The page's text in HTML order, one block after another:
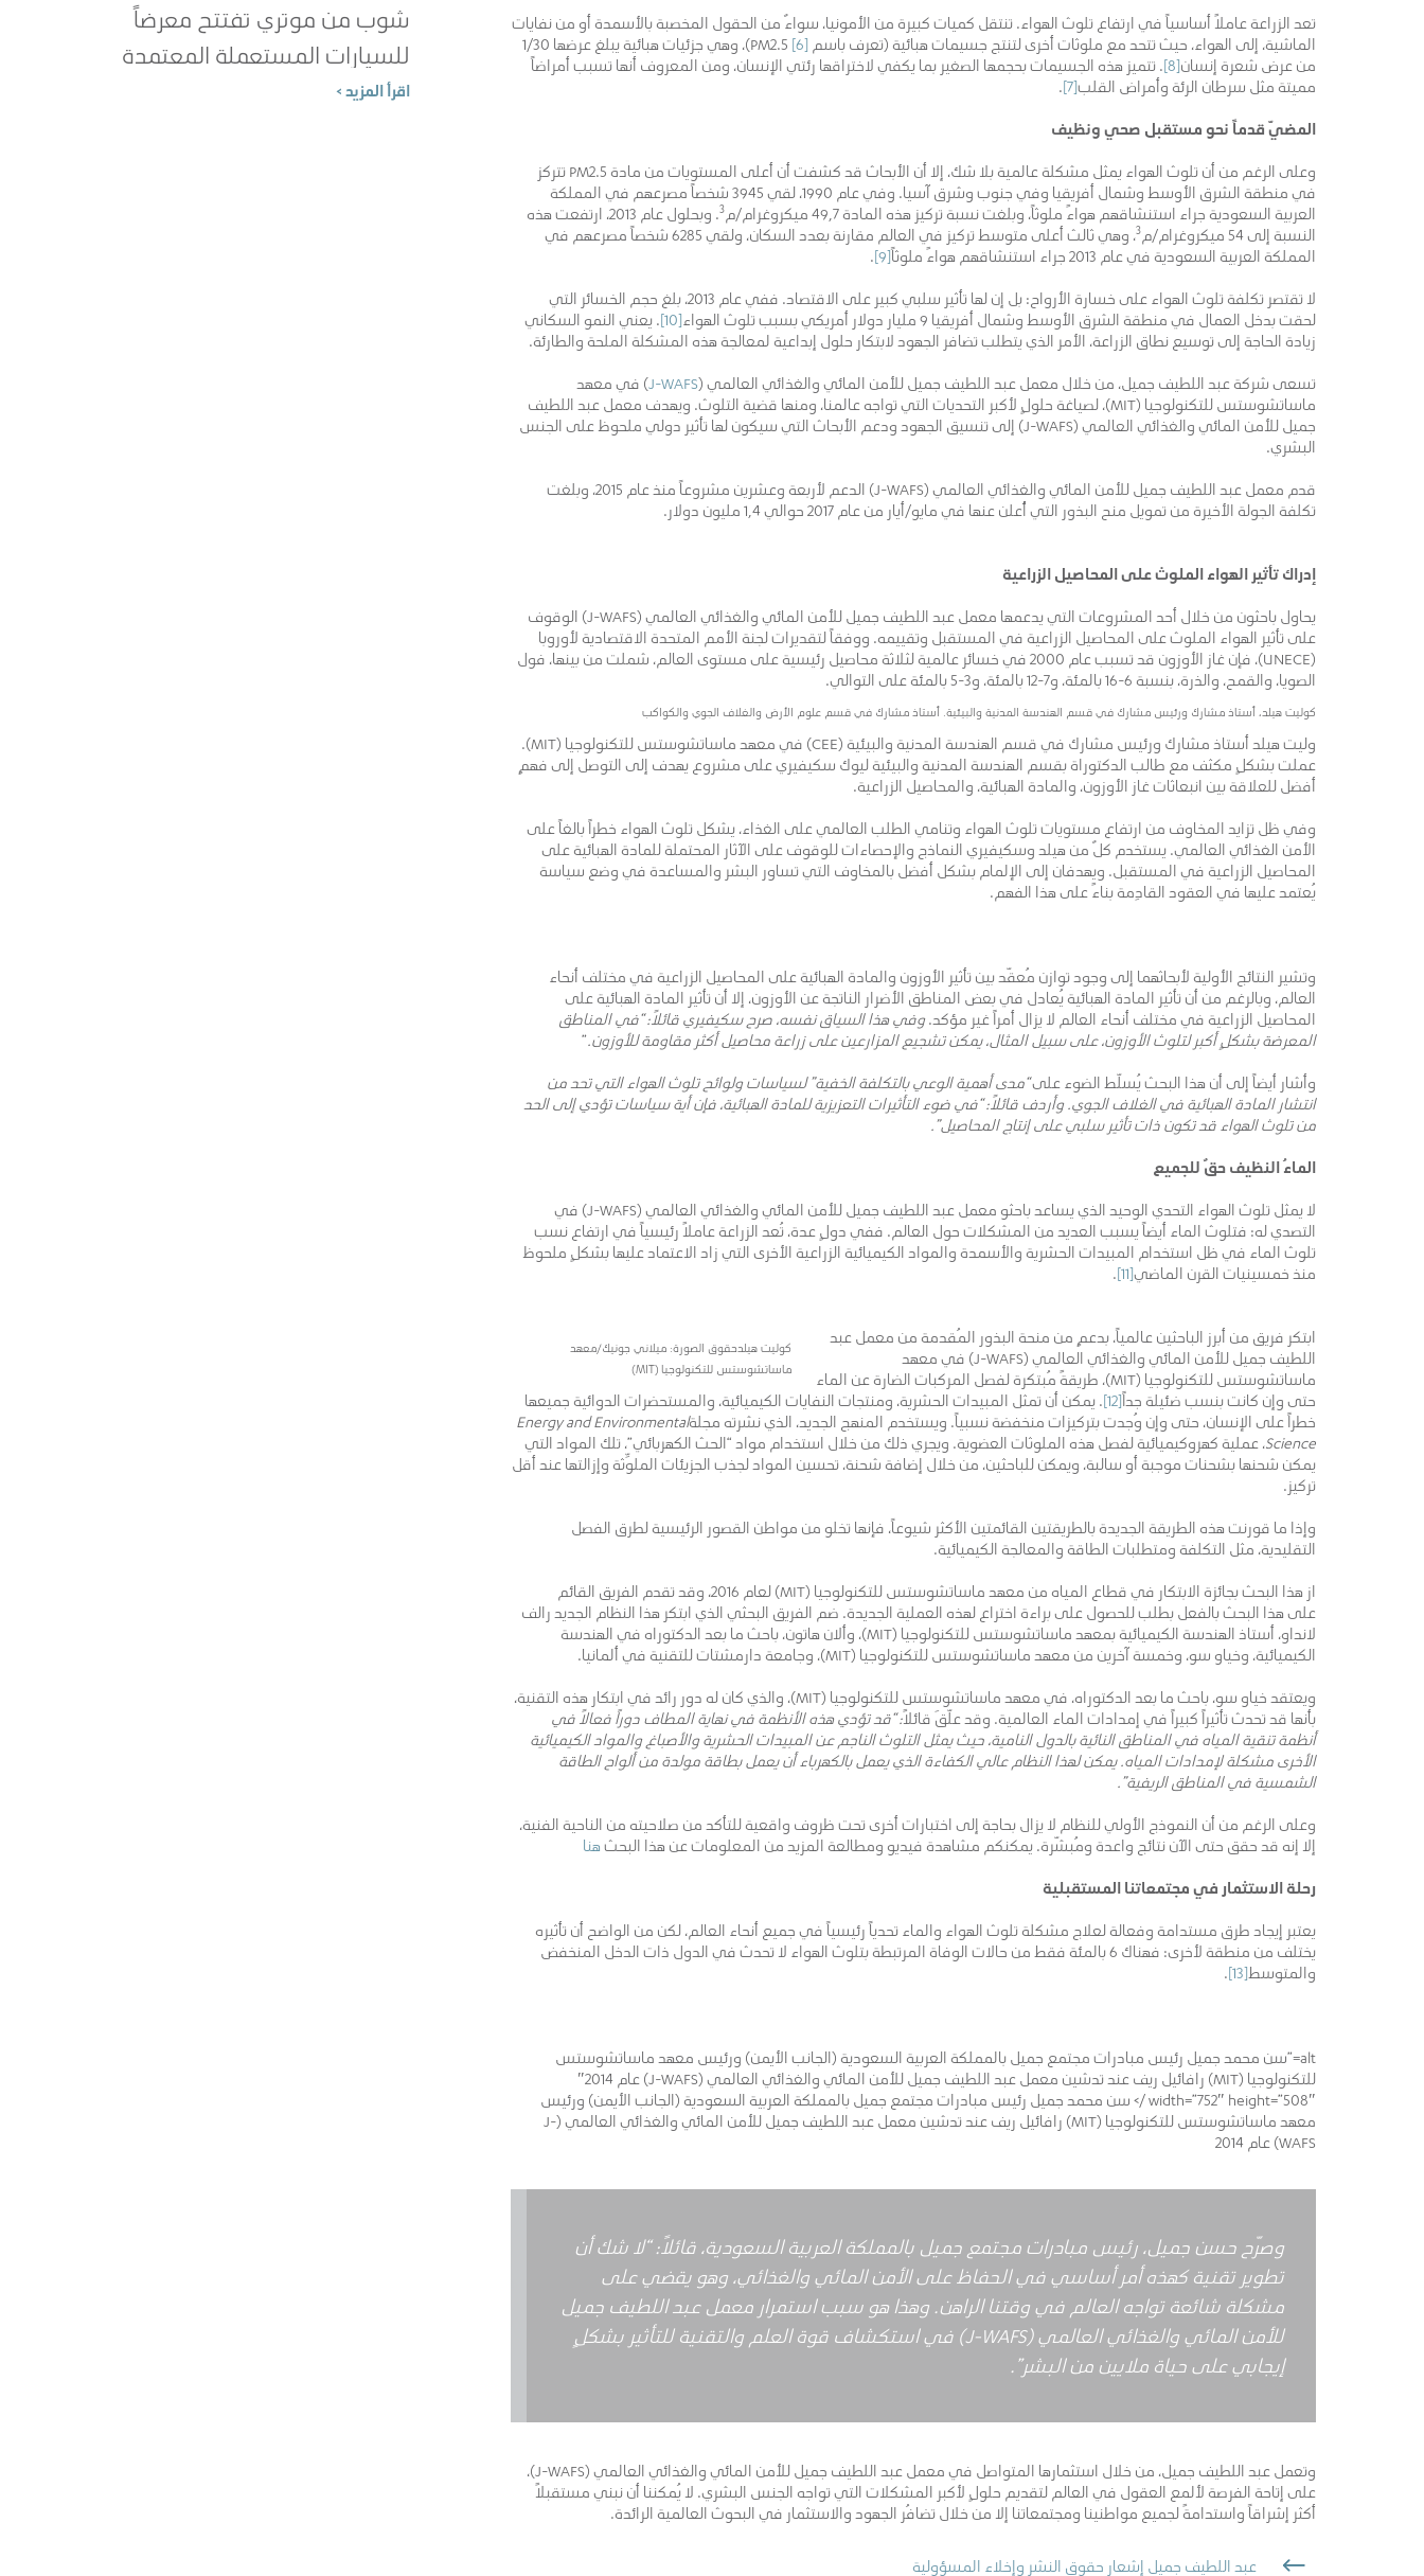
تعد الزراعة عاملاً أساسياً في ارتفاع تلوث الهواء. تنتقل كميات كبيرة من الأمونيا، سواءٌ من الحقول المخصبة بالأسمدة أو من نفايات
الماشية، إلى الهواء، حيث تتحد مع ملوثات أخرى لتنتج جسيمات هبائية (تعرف باسم PM2.5 [6]
)، وهي جزئيات هبائية يبلغ عرضها 1/30
من عرض شعرة إنسان[8] . تتميز هذه الجسيمات بحجمها الصغير بما يكفي لاختراقها رئتي الإنسان، ومن المعروف أنها تسبب أمراضاً
مميتة مثل سرطان الرئة وأمراض القلب[7]
.
المضيّ قدماً نحو مستقبل صحي ونظيف
وعلى الرغم من أن تلوث الهواء يمثل مشكلة عالمية بلا شك، إلا أن الأبحاث قد كشفت أن أعلى المستويات من مادة PM2.5 تتركز
في منطقة الشرق الأوسط وشمال أفريقيا وفي جنوب وشرق آسيا. وفي عام 1990، لقي 3945 شخصاً مصرعهم في المملكة
العربية السعودية جراء استنشاقهم هواءً ملوثاً، وبلغت نسبة تركيز هذه المادة 49,7 ميكروغرام/م
3
. وبحلول عام 2013، ارتفعت هذه
النسبة إلى 54 ميكروغرام/م
3
، وهي ثالث أعلى متوسط تركيز في العالم مقارنة بعدد السكان، ولقي 6285 شخصاً مصرعهم في
المملكة العربية السعودية في عام 2013 جراء استنشاقهم هواءً ملوثاً
[9]
.
لا تقتصر تكلفة تلوث الهواء على خسارة الأرواح: بل إن لها تأثير سلبي كبير على الاقتصاد. ففي عام 2013، بلغ حجم الخسائر التي
لحقت بدخل العمال في منطقة الشرق الأوسط وشمال أفريقيا 9 مليار دولار أمريكي بسبب تلوث الهواء
[10]
. يعني النمو السكاني
زيادة الحاجة إلى توسيع نطاق الزراعة، الأمر الذي يتطلب تضافر الجهود لابتكار حلول إبداعية لمعالجة هذه المشكلة الملحة والطارئة.
تسعى شركة عبد اللطيف جميل، من خلال معمل عبد اللطيف جميل للأمن المائي والغذائي العالمي (J-WAFS) في معهد
ماساتشوستس للتكنولوجيا (MIT)، لصياغة حلولٍ لأكبر التحديات التي تواجه عالمنا، ومنها قضية التلوث. ويهدف معمل عبد اللطيف
جميل للأمن المائي والغذائي العالمي (J-WAFS) إلى تنسيق الجهود ودعم الأبحاث التي سيكون لها تأثير دولي ملحوظ على الجنس
البشري.
قدم معمل عبد اللطيف جميل للأمن المائي والغذائي العالمي (J-WAFS) الدعم لأربعة وعشرين مشروعاً منذ عام 2015، وبلغت
تكلفة الجولة الأخيرة من تمويل منح البذور التي أُعلن عنها في مايو/أيار من عام 2017 حوالي 1,4 مليون دولار.
إدراك تأثير الهواء الملوث على المحاصيل الزراعية
يحاول باحثون من خلال أحد المشروعات التي يدعمها معمل عبد اللطيف جميل للأمن المائي والغذائي العالمي (J-WAFS) الوقوف
على تأثير الهواء الملوث على المحاصيل الزراعية في المستقبل وتقييمه. ووفقاً لتقديرات لجنة الأمم المتحدة الاقتصادية لأوروبا
(UNECE)، فإن غاز الأوزون قد تسبب عام 2000 في خسائر عالمية لثلاثة محاصيل رئيسية على مستوى العالم، شملت من بينها، فول
الصويا، والقمح، والذرة، بنسبة 6-16 بالمئة، و7-12 بالمئة، و3-5 بالمئة على التوالي.
كوليت هيلد، أستاذ مشارك ورئيس مشارك في قسم الهندسة المدنية والبيئية. أستاذ مشارك في قسم علوم الأرض والغلاف الجوي والكواكب
وليت هيلد أستاذ مشارك ورئيس مشارك في قسم الهندسة المدنية والبيئية (CEE) في معهد ماساتشوستس للتكنولوجيا (MIT).
عملت بشكلٍ مكثف مع طالب الدكتوراة بقسم الهندسة المدنية والبيئية ليوك سكيفيري على مشروع يهدف إلى التوصل إلى فهمٍ
أفضل للعلاقة بين انبعاثات غاز الأوزون، والمادة الهبائية، والمحاصيل الزراعية.
وفي ظل تزايد المخاوف من ارتفاع مستويات تلوث الهواء وتنامي الطلب العالمي على الغذاء، يشكل تلوث الهواء خطراً بالغاً على
الأمن الغذائي العالمي. يستخدم كلٌ من هيلد وسكيفيري النماذج والإحصاءات للوقوف على الآثار المحتملة للمادة الهبائية على
المحاصيل الزراعية في المستقبل. ويهدفان إلى الإلمام بشكل أفضل بالمخاوف التي تساور البشر والمساعدة في وضع سياسة
يُعتمد عليها في العقود القادِمة بناءً على هذا الفهم.
وتشير النتائج الأولية لأبحاثهما إلى وجود توازن مُعقّد بين تأثير الأوزون والمادة الهبائية على المحاصيل الزراعية في مختلف أنحاء
العالم، وبالرغم من أن تأثير المادة الهبائية يُعادل في بعض المناطق الأضرار الناتجة عن الأوزون، إلا أن تأثير المادة الهبائية على
المحاصيل الزراعية في مختلف أنحاء العالم لا يزال أمراً غير مؤكد.وفي هذا السياق نفسه، صرح سكيفيري قائلاً: “في المناطق
المعرضة بشكلٍ أكبر لتلوث الأوزون، على سبيل المثال، يمكن تشجيع المزارعين على زراعة محاصيل أكثر مقاومة للأوزون.”
وأشار أيضاً إلى أن هذا البحث يُسلّط الضوء على“مدى أهمية الوعي بالتكلفة الخفية” لسياسات ولوائح تلوث الهواء التي تحد من
انتشار المادة الهبائية في الغلاف الجوي. وأردف قائلاً: “في ضوء التأثيرات التعزيزية للمادة الهبائية، فإن أية سياسات تؤدي إلى الحد
من تلوث الهواء قد تكون ذات تأثير سلبي على إنتاج المحاصيل”.
الماءُ النظيف حقٌ للجميع
لا يمثل تلوث الهواء التحدي الوحيد الذي يساعد باحثو معمل عبد اللطيف جميل للأمن المائي والغذائي العالمي (J-WAFS) في
التصدي له: فتلوث الماء أيضاً يسبب العديد من المشكلات حول العالم. ففي دولٍ عدة، تُعد الزراعة عاملاً رئيسياً في ارتفاع نسب
تلوث الماء في ظل استخدام المبيدات الحشرية والأسمدة والمواد الكيميائية الزراعية الأخرى التي زاد الاعتماد عليها بشكلٍ ملحوظ
منذ خمسينيات القرن الماضي[11]
.
كوليت هيلدحقوق الصورة: ميلاني جونيك/معهد
ماساتشوستس للتكنولوجيا (MIT)
ابتكر فريق من أبرز الباحثين عالمياً، بدعمٍ من منحة البذور المُقدمة من معمل عبد
اللطيف جميل للأمن المائي والغذائي العالمي (J-WAFS) في معهد
ماساتشوستس للتكنولوجيا (MIT)، طريقةً مُبتكرة لفصل المركبات الضارة عن الماء
حتى وإن كانت بنسب ضئيلة جداً[12]
. يمكن أن تمثل المبيدات الحشرية، ومنتجات النفايات الكيميائية، والمستحضرات الدوائية جميعها
خطراً على الإنسان، حتى وإن وُجدت بتركيزات منخفضة نسبياً. ويستخدم المنهج الجديد، الذي نشرته مجلةEnergy and Environmental
Science، عملية كهروكيميائية لفصل هذه الملوثات العضوية. ويجري ذلك من خلال استخدام مواد “الحث الكهربائي”، تلك المواد التي
يمكن شحنها بشحنات موجبة أو سالبة، ويمكن للباحثين، من خلال إضافة شحنة، تحسين المواد لجذب الجزيئات الملوِّثة وإزالتها عند أقل
تركيز.
وإذا ما قورنت هذه الطريقة الجديدة بالطريقتين القائمتين الأكثر شيوعاً، فإنها تخلو من مواطن القصور الرئيسية لطرق الفصل
التقليدية، مثل التكلفة ومتطلبات الطاقة والمعالجة الكيميائية.
از هذا البحث بجائزة الابتكار في قطاع المياه من معهد ماساتشوستس للتكنولوجيا (MIT) لعام 2016، وقد تقدم الفريق القائم
على هذا البحث بالفعل بطلب للحصول على براءة اختراع لهذه العملية الجديدة. ضم الفريق البحثي الذي ابتكر هذا النظام الجديد رالف
لانداو، أستاذ الهندسة الكيميائية بمعهد ماساتشوستس للتكنولوجيا (MIT)، وألان هاتون، باحث ما بعد الدكتوراه في الهندسة
الكيميائية، وخياو سو، وخمسة آخرين من معهد ماساتشوستس للتكنولوجيا (MIT)، وجامعة دارمشتات للتقنية في ألمانيا.
ويعتقد خياو سو، باحث ما بعد الدكتوراه، في معهد ماساتشوستس للتكنولوجيا (MIT)، والذي كان له دور رائد في ابتكار هذه التقنية،
بأنها قد تحدث تأثيراً كبيراً في إمدادات الماء العالمية. وقد علّقَ قائلاً: “قد تؤدي هذه الأنظمة في نهاية المطاف دوراً فعالاً في
أنظمة تنقية المياه في المناطق النائية بالدول النامية، حيث يمثل التلوث الناجم عن المبيدات الحشرية والأصباغ والمواد الكيميائية
الأخرى مشكلة لإمدادات المياه. يمكن لهذا النظام عالي الكفاءة الذي يعمل بالكهرباء أن يعمل بطاقة مولدة من ألواح الطاقة
الشمسية في المناطق الريفية”.
وعلى الرغم من أن النموذج الأولي للنظام لا يزال بحاجة إلى اختبارات أخرى تحت ظروف واقعية للتأكد من صلاحيته من الناحية الفنية،
إلا إنه قد حقق حتى الآن نتائج واعدة ومُبشّرة. يمكنكم مشاهدة فيديو ومطالعة المزيد من المعلومات عن هذا البحثهنا
رحلة الاستثمار في مجتمعاتنا المستقبلية
يعتبر إيجاد طرق مستدامة وفعالة لعلاج مشكلة تلوث الهواء والماء تحدياً رئيسياً في جميع أنحاء العالم، لكن من الواضح أن تأثيره
يختلف من منطقة لأخرى: فهناك 6 بالمئة فقط من حالات الوفاة المرتبطة بتلوث الهواء لا تحدث في الدول ذات الدخل المنخفض
والمتوسط[13]
.
alt=”سن محمد جميل رئيس مبادرات مجتمع جميل بالمملكة العربية السعودية (الجانب الأيمن) ورئيس معهد ماساتشوستس
للتكنولوجيا (MIT) رافائيل ريف عند تدشين معمل عبد اللطيف جميل للأمن المائي والغذائي العالمي (J-WAFS) عام 2014″
width=”752″ height=”508″ /> سن محمد جميل رئيس مبادرات مجتمع جميل بالمملكة العربية السعودية (الجانب الأيمن) ورئيس
معهد ماساتشوستس للتكنولوجيا (MIT) رافائيل ريف عند تدشين معمل عبد اللطيف جميل للأمن المائي والغذائي العالمي (J-
WAFS) عام 2014
وصرّح حسن جميل، رئيس مبادرات مجتمع جميل بالمملكة العربية السعودية، قائلاً: “لا شك أن
تطوير تقنية كهذه أمر أساسي في الحفاظ على الأمن المائي والغذائي، وهو يقضي على
مشكلة شائعة تواجه العالم في وقتنا الراهن. وهذا هو سبب استمرار معمل عبد اللطيف جميل
للأمن المائي والغذائي العالمي (J-WAFS) في استكشاف قوة العلم والتقنية للتأثير بشكلٍ
إيجابي على حياة ملايين من البشر”.
وتعمل عبد اللطيف جميل، من خلال استثمارها المتواصل في معمل عبد اللطيف جميل للأمن المائي والغذائي العالمي (J-WAFS)،
على إتاحة الفرصة لألمع العقول في العالم لتقديم حلولٍ لأكبر المشكلات التي تواجه الجنس البشري. لا يُمكننا أن نبني مستقبلاً
أكثر إشراقاً واستدامةً لجميع مواطنينا ومجتمعاتنا إلا من خلال تضافُر الجهود والاستثمار في البحوث العالمية الرائدة.
عبد اللطيف جميل إشعار حقوق النشر وإخلاء المسؤولية
شوب من موتري تفتتح معرضاً
للسيارات المستعملة المعتمدة
في جدة
اقرأ المزيد >